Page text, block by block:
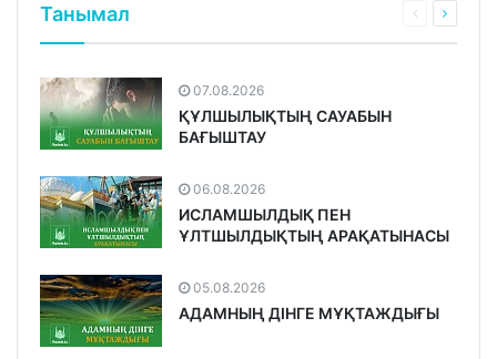
Танымал
07.08.2026
ҚҰЛШЫЛЫҚТЫҢ САУАБЫН
БАҒЫШТАУ
06.08.2026
ИСЛАМШЫЛДЫҚ ПЕН
ҰЛТШЫЛДЫҚТЫҢ АРАҚАТЫНАСЫ
05.08.2026
АДАМНЫҢ ДІНГЕ МҰҚТАЖДЫҒЫ